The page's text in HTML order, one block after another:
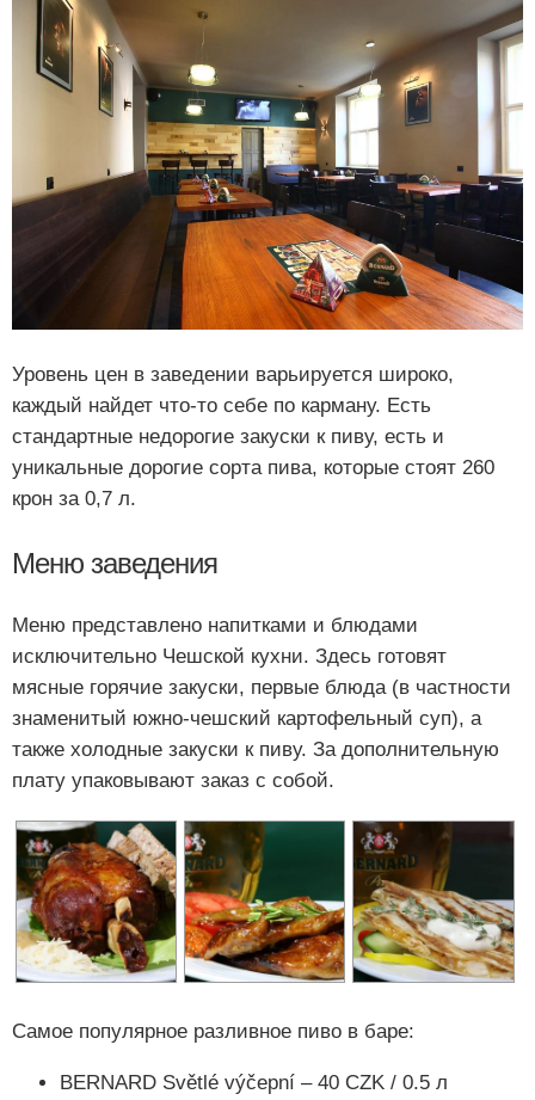
Уровень цен в заведении варьируется широко,
каждый найдет что-то себе по карману. Есть
стандартные недорогие закуски к пиву, есть и
уникальные дорогие сорта пива, которые стоят 260
крон за 0,7 л.
Меню заведения
Меню представлено напитками и блюдами
исключительно Чешской кухни. Здесь готовят
мясные горячие закуски, первые блюда (в частности
знаменитый южно-чешский картофельный суп), а
также холодные закуски к пиву. За дополнительную
плату упаковывают заказ с собой.
Самое популярное разливное пиво в баре:
BERNARD Světlé výčepní – 40 CZK / 0.5 л